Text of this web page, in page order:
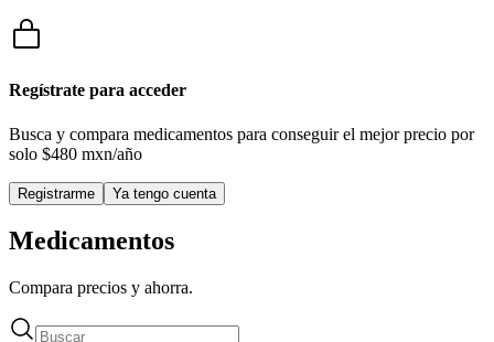
Regístrate para acceder
Busca y compara medicamentos para conseguir el mejor precio por
solo $480 mxn/año
Registrarme Ya tengo cuenta
Medicamentos
Compara precios y ahorra.